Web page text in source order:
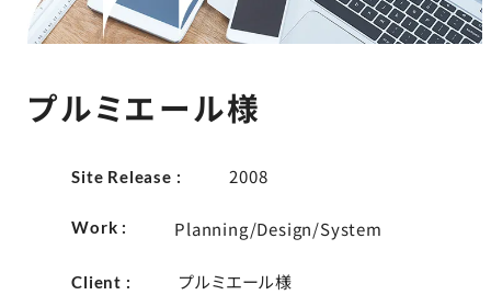
プルミエール様
Site Release : 2008
Work : Planning/Design/System
Client : プルミエール様